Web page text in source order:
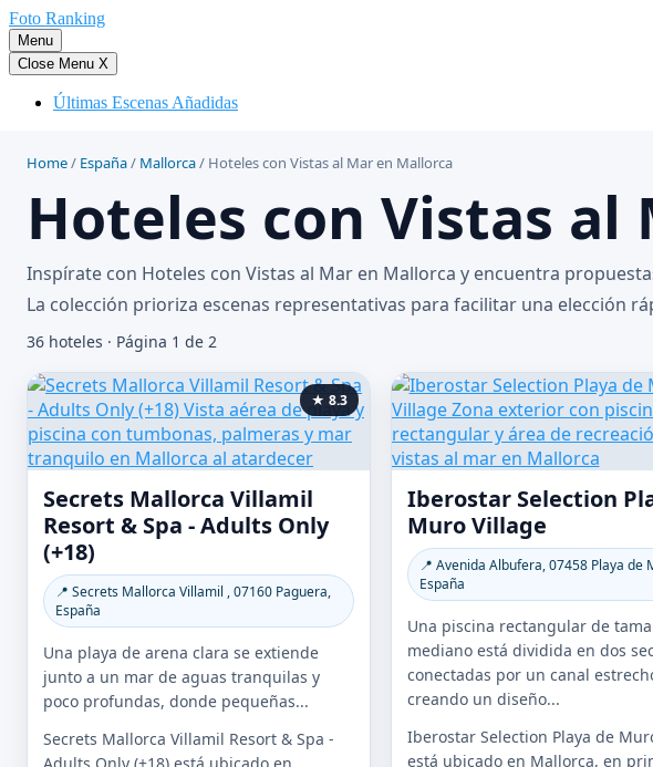
Saltar
al
contenido
Foto Ranking
Menu
Close Menu X
Últimas Escenas Añadidas
Home/ España/ Mallorca/ Hoteles con Vistas al Mar en Mallorca
Hoteles con Vistas al
Inspírate con Hoteles con Vistas al Mar en Mallorca y encuentra
La colección prioriza escenas representativas para facilitar una elección
36 hoteles · Página 1 de 2
★ 8.3
Secrets Mallorca Villamil
Resort & Spa - Adults Only
(+18)
📍 Secrets Mallorca Villamil , 07160 Paguera,
España
Una playa de arena clara se extiende
junto a un mar de aguas tranquilas y
poco profundas, donde pequeñas...
Secrets Mallorca Villamil Resort & Spa -
Iberostar Selection
Muro Village
📍 Avenida Albufera, 07458 Playa de
España
Una piscina rectangular de
mediano está dividida en dos
conectadas por un canal
creando un diseño...
Iberostar Selection Playa de
está ubicado en Mallorca, en